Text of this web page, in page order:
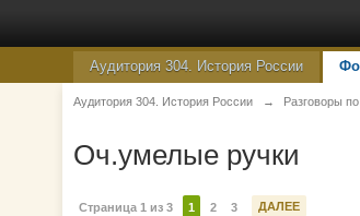
Аудитория 304. История России
Аудитория 304. История России → Разговоры
Оч.умелые ручки
Страница 1 из 3 1 2 3 ДАЛЕЕ